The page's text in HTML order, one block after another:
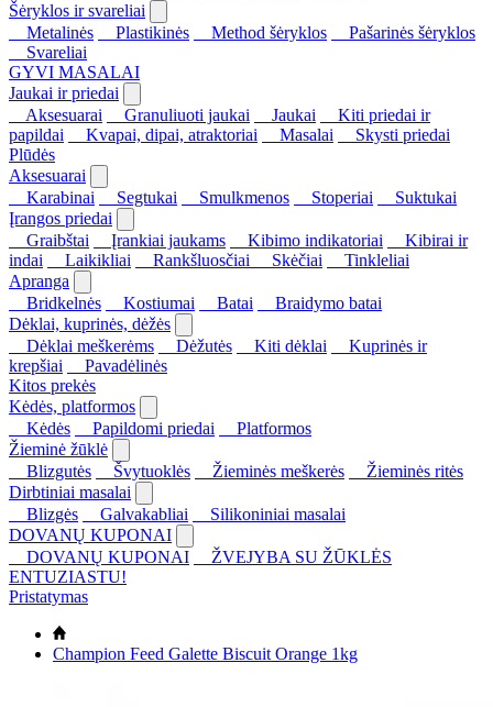
Šėryklos ir svareliai
Metalinės
Plastikinės Method šėryklos
Pašarinės šėryklos
Svareliai
GYVI MASALAI
Jaukai ir priedai
Aksesuarai
Granuliuoti jaukai Jaukai
Kiti priedai ir
papildai
Kvapai, dipai, atraktoriai Masalai
Skysti priedai
Plūdės
Aksesuarai
Karabinai
Segtukai Smulkmenos Stoperiai
Suktukai
Įrangos priedai
Graibštai
Įrankiai jaukams Kibimo indikatoriai
Kibirai ir
indai
Laikikliai Rankšluosčiai Skėčiai
Tinkleliai
Apranga
Bridkelnės
Kostiumai Batai
Braidymo batai
Dėklai, kuprinės, dėžės
Dėklai meškerėms
Dėžutės Kiti dėklai
Kuprinės ir
krepšiai
Pavadėlinės
Kitos prekės
Kėdės, platformos
Kėdės
Papildomi priedai
Platformos
Žieminė žūklė
Blizgutės
Švytuoklės Žieminės meškerės
Žieminės ritės
Dirbtiniai masalai
Blizgės
Galvakabliai
Silikoniniai masalai
DOVANŲ KUPONAI
DOVANŲ KUPONAI
ŽVEJYBA SU ŽŪKLĖS
ENTUZIASTU!
Pristatymas
Champion Feed Galette Biscuit Orange 1kg